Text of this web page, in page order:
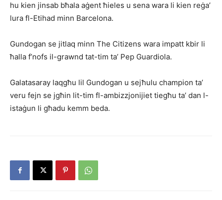
hu kien jinsab bħala aġent ħieles u sena wara li kien reġa’
lura fl-Etihad minn Barcelona.
Gundogan se jitlaq minn The Citizens wara impatt kbir li
ħalla f’nofs il-grawnd tat-tim ta’ Pep Guardiola.
Galatasaray laqgħu lil Gundogan u sejħulu champion ta’
veru fejn se jgħin lit-tim fl-ambizzjonijiet tiegħu ta’ dan l-
istaġun li għadu kemm beda.